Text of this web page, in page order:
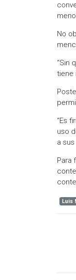
No
“Sin
tiene
“Es
uso
a
Para
Luis